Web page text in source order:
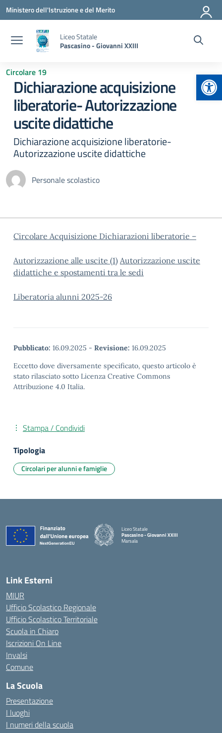
Vai ai contenuti
Vai al menu di navigazione
Vai al footer
Ministero dell'Istruzione e del Merito
Liceo Statale
Pascasino - Giovanni XXIII
Circolare 19
Dichiarazione acquisizione
liberatorie- Autorizzazione
uscite didattiche
Dichiarazione acquisizione liberatorie-
Autorizzazione uscite didattiche
Personale scolastico
Circolare Acquisizione Dichiarazioni liberatorie –
Autorizzazione alle uscite (1) Autorizzazione uscite
didattiche e spostamenti tra le sedi
Liberatoria alunni 2025-26
Pubblicato: 16.09.2025 - Revisione: 16.09.2025
Eccetto dove diversamente specificato, questo articolo è
stato rilasciato sotto Licenza Creative Commons
Attribuzione 4.0 Italia.
Stampa / Condividi
Tipologia
Circolari per alunni e famiglie
Liceo Statale
Pascasino - Giovanni XXIII
Marsala
Link Esterni
MIUR
Ufficio Scolastico Regionale
Ufficio Scolastico Territoriale
Scuola in Chiaro
Iscrizioni On Line
Invalsi
Comune
La Scuola
Presentazione
I luoghi
I numeri della scuola